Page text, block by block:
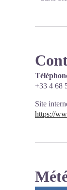
+33 4 68
Site
https://